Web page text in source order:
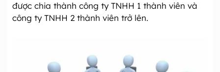
được chia thành công ty TNHH 1 thành viên và
công ty TNHH 2 thành viên trở lên.